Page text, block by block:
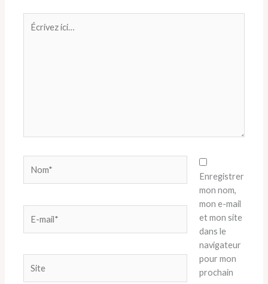
ici…
mail*
Enregistrer
mon nom,
mon e-mail
et mon site
dans le
navigateur
pour mon
prochain